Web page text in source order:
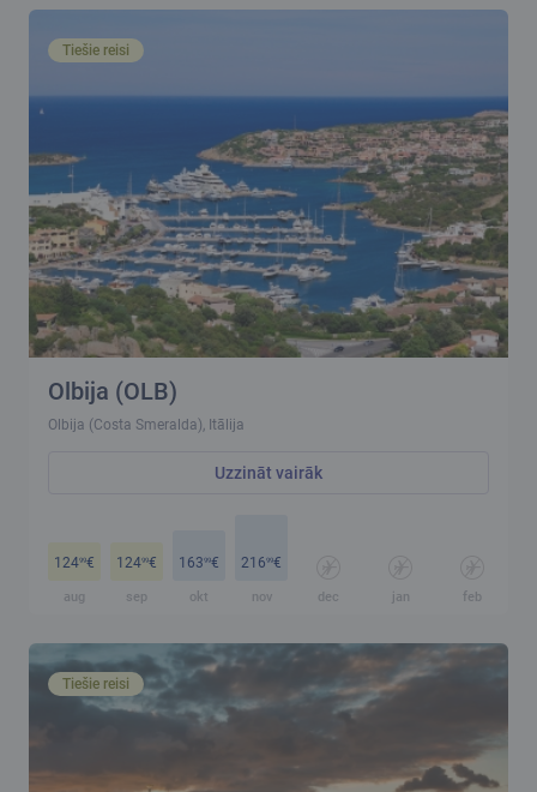
Tiešie reisi
Olbija (OLB)
Olbija (Costa Smeralda), Itālija
Uzzināt vairāk
12499€
aug
12499€
sep
16399€
okt
21699€
nov dec jan feb
Tiešie reisi